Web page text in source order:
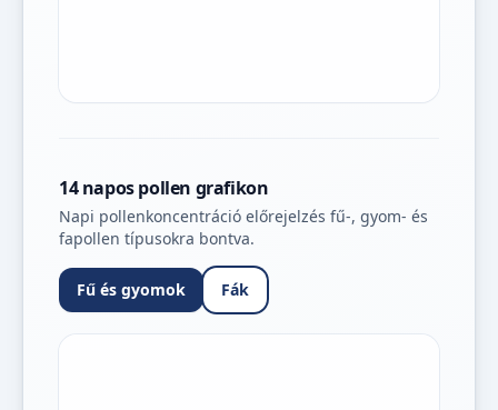
14 napos pollen grafikon
Napi pollenkoncentráció előrejelzés fű-, gyom- és
fapollen típusokra bontva.
Fű és gyomok Fák